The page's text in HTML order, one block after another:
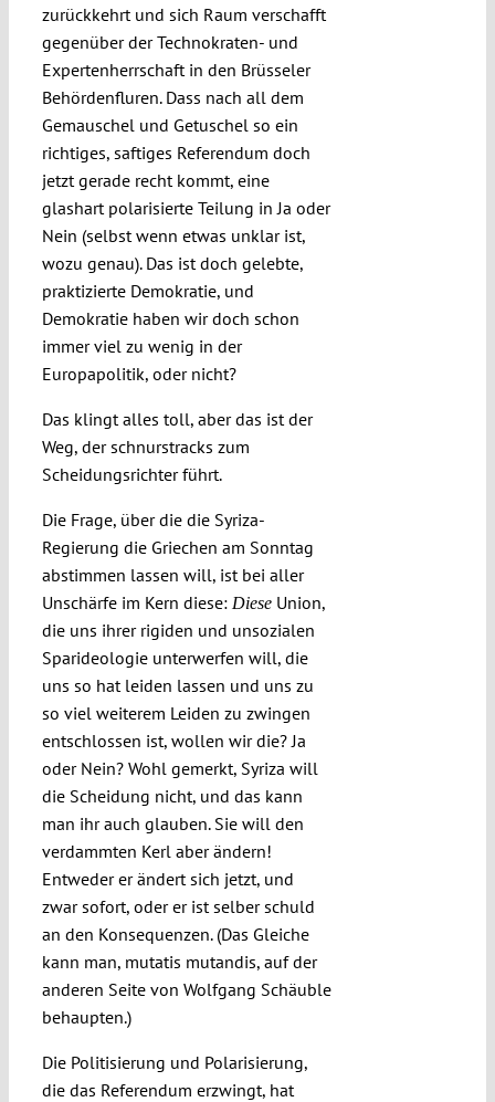
zurückkehrt und sich Raum verschafft
gegenüber der Technokraten- und
Expertenherrschaft in den Brüsseler
Behördenfluren. Dass nach all dem
Gemauschel und Getuschel so ein
richtiges, saftiges Referendum doch
jetzt gerade recht kommt, eine
glashart polarisierte Teilung in Ja oder
Nein (selbst wenn etwas unklar ist,
wozu genau). Das ist doch gelebte,
praktizierte Demokratie, und
Demokratie haben wir doch schon
immer viel zu wenig in der
Europapolitik, oder nicht?
Das klingt alles toll, aber das ist der
Weg, der schnurstracks zum
Scheidungsrichter führt.
Die Frage, über die die Syriza-
Regierung die Griechen am Sonntag
abstimmen lassen will, ist bei aller
Unschärfe im Kern diese: DieseUnion,
die uns ihrer rigiden und unsozialen
Sparideologie unterwerfen will, die
uns so hat leiden lassen und uns zu
so viel weiterem Leiden zu zwingen
entschlossen ist, wollen wir die? Ja
oder Nein? Wohl gemerkt, Syriza will
die Scheidung nicht, und das kann
man ihr auch glauben. Sie will den
verdammten Kerl aber ändern!
Entweder er ändert sich jetzt, und
zwar sofort, oder er ist selber schuld
an den Konsequenzen. (Das Gleiche
kann man, mutatis mutandis, auf der
anderen Seite von Wolfgang Schäuble
behaupten.)
Die Politisierung und Polarisierung,
die das Referendum erzwingt, hat